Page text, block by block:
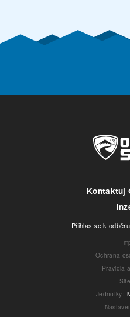
Kontaktuj
Přihlas se k
Ochrana
Pravidla
Jednotky: